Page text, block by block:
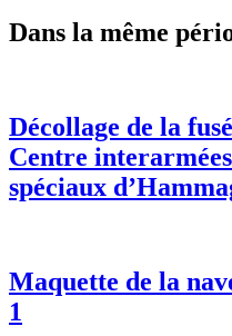
Dans la même
Décollage de la
Centre interarmées
spéciaux
Maquette de la
1